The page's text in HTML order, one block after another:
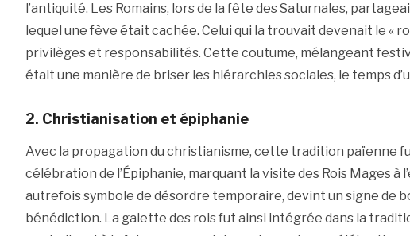
l’antiquité. Les Romains, lors de la fête des Saturnales,
lequel une fève était cachée. Celui qui la trouvait devenait le «
privilèges et responsabilités. Cette coutume, mélangeant
était une manière de briser les hiérarchies sociales, le temps
2. Christianisation et épiphanie
Avec la propagation du christianisme, cette tradition païenne
célébration de l’Épiphanie, marquant la visite des Rois Mages à
autrefois symbole de désordre temporaire, devint un signe de
bénédiction. La galette des rois fut ainsi intégrée dans la